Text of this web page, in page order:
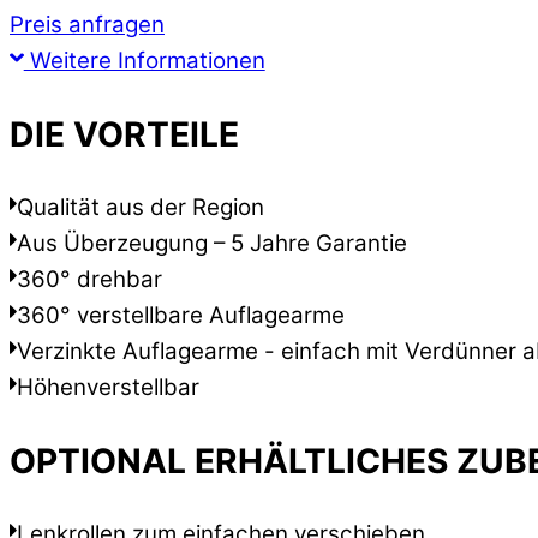
Preis anfragen
Weitere Informationen
DIE VORTEILE
Qualität aus der Region
Aus Überzeugung – 5 Jahre Garantie
360° drehbar
360° verstellbare Auflagearme
Verzinkte Auflagearme - einfach mit Verdünner
Höhenverstellbar
OPTIONAL ERHÄLTLICHES